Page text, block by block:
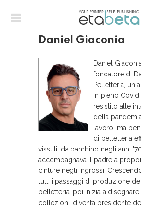
Daniel Giaconia
Daniel
fondatore di
Pelletteria,
in pieno Covid
resistito alle
della
lavoro, ma
di pelletteria
vissuti: da bambino negli anni '70
accompagnava il padre a
cinture negli ingrossi.
tutti i passaggi di produzione
pelletteria, poi inizia a disegnare
collezioni, diventa presidente